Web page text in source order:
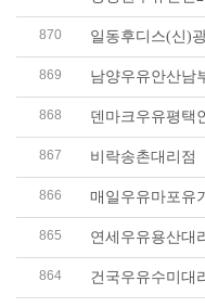
870 일동후디스(신)
869 남양우유안산남
868 덴마크우유평택
867 비락송촌대리점
866 매일우유마포유
865 연세우유용산대
864 건국우유수미대